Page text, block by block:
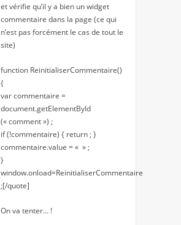
et vérifie qu’il y a bien un widget
commentaire dans la page (ce qui
n’est pas forcément le cas de tout le
site)
function ReinitialiserCommentaire()
{
var commentaire =
document.getElementById
(« comment ») ;
if (!commentaire) { return ; }
commentaire.value = « » ;
}
window.onload=ReinitialiserCommentaire
;[/quote]
On va tenter… !